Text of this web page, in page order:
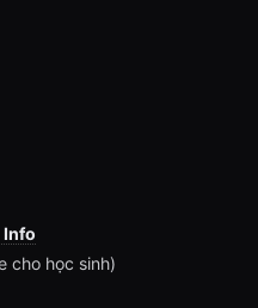
Info
cho học sinh)